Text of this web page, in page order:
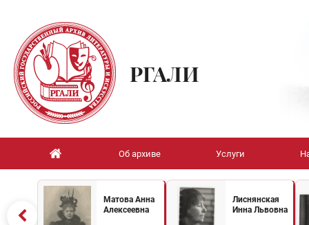
РГАЛИ
Об архиве Услуги
Матова Анна
Алексеевна
Лиснянская
Инна Львовна